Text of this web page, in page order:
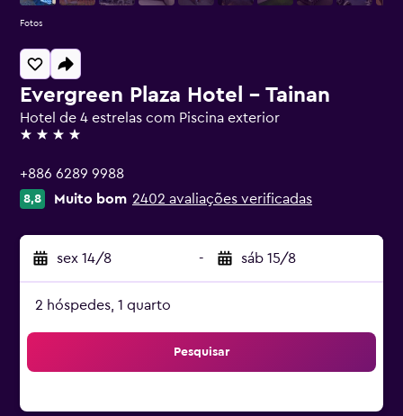
Evergreen Plaza Hotel - Tainan
Hotel de 4 estrelas com Piscina exterior
4 estrelas
+886 6289 9988
8,8 Muito bom 2402 avaliações verificadas
sex 14/8 - sáb 15/8
2 hóspedes, 1 quarto
Pesquisar
Fotos